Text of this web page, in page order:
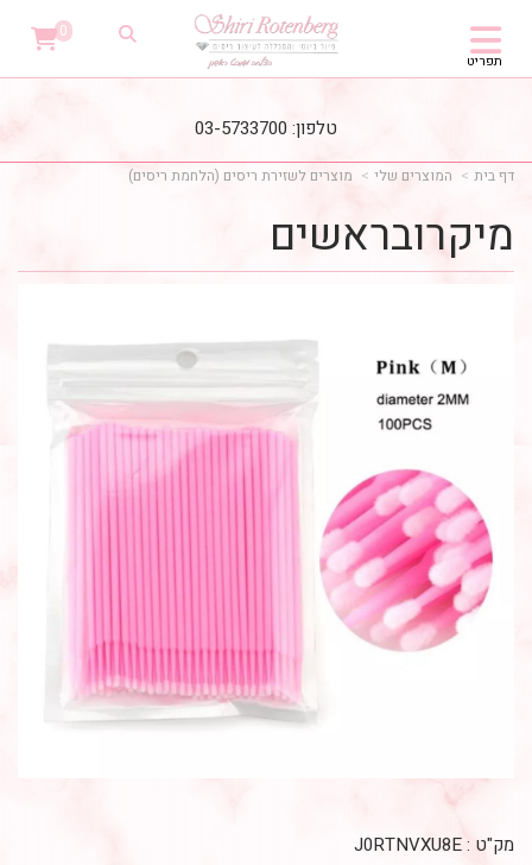
טלפון: 03-5733700
תפריט
0
דף בית המוצרים שלי מוצרים לשזירת ריסים (הלחמת ריסים)
מיקרובראשים
מק"ט :J0RTNVXU8E